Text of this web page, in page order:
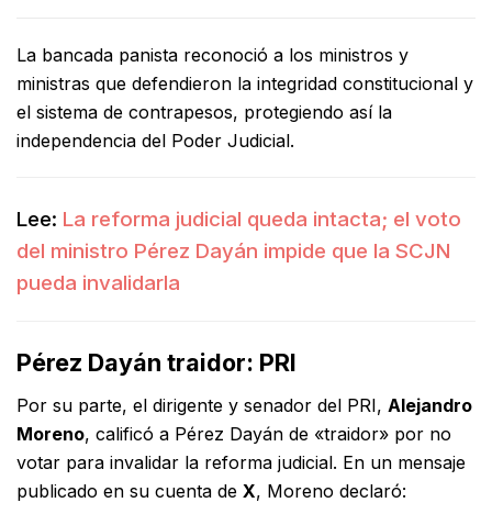
La bancada panista reconoció a los ministros y
ministras que defendieron la integridad constitucional y
el sistema de contrapesos, protegiendo así la
independencia del Poder Judicial.
Lee: La reforma judicial queda intacta; el voto
del ministro Pérez Dayán impide que la SCJN
pueda invalidarla
Pérez Dayán traidor: PRI
Por su parte, el dirigente y senador del PRI, Alejandro
Moreno, calificó a Pérez Dayán de «traidor» por no
votar para invalidar la reforma judicial. En un mensaje
publicado en su cuenta de X, Moreno declaró: